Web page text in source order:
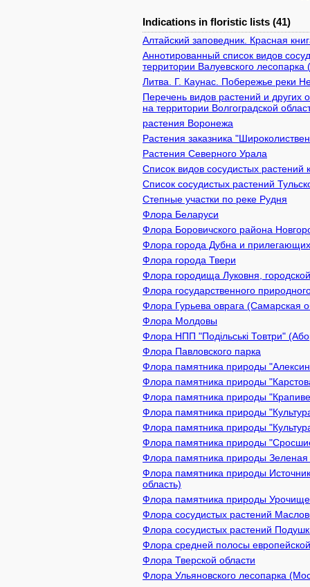
Indications in floristic lists (41)
Алтайский заповедник. Красная
Аннотированный список видов
территории Валуевского
Литва. Г. Каунас. Побережье реки
Перечень видов растений и
на территории Волгоградской
растения Воронежа
Растения заказника
Растения Северного Урала
Список видов сосудистых
Список сосудистых растений
Степные участки по реке Рудня
Флора Беларуси
Флора Боровичского района
Флора города Дубна и
Флора города Твери
Флора городища Луковня,
Флора государственного
Флора Гурьева оврага (Самарская
Флора Молдовы
Флора НПП "Подільські Товтри"
Флора Павловского парка
Флора памятника природы
Флора памятника природы
Флора памятника природы
Флора памятника природы
Флора памятника природы
Флора памятника природы
Флора памятника природы Зеленая
Флора памятника природы
область)
Флора памятника природы
Флора сосудистых растений
Флора сосудистых растений
Флора средней полосы
Флора Тверской области
Флора Ульяновского лесопарка